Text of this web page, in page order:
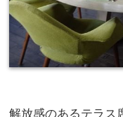
解放感のあるテラス